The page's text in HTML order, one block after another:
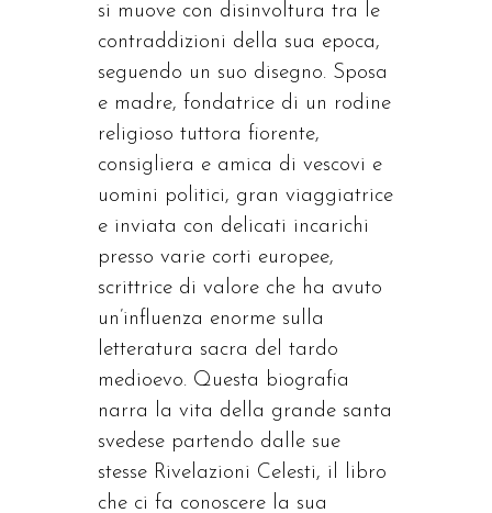
si muove con disinvoltura tra le
contraddizioni della sua epoca,
seguendo un suo disegno. Sposa
e madre, fondatrice di un rodine
religioso tuttora fiorente,
consigliera e amica di vescovi e
uomini politici, gran viaggiatrice
e inviata con delicati incarichi
presso varie corti europee,
scrittrice di valore che ha avuto
un’influenza enorme sulla
letteratura sacra del tardo
medioevo. Questa biografia
narra la vita della grande santa
svedese partendo dalle sue
stesse Rivelazioni Celesti, il libro
che ci fa conoscere la sua